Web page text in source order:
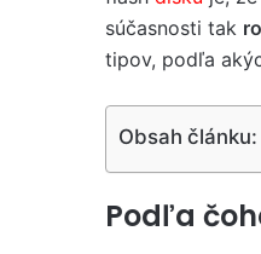
súčasnosti tak
tipov, podľa
Obsah článku:
Podľa